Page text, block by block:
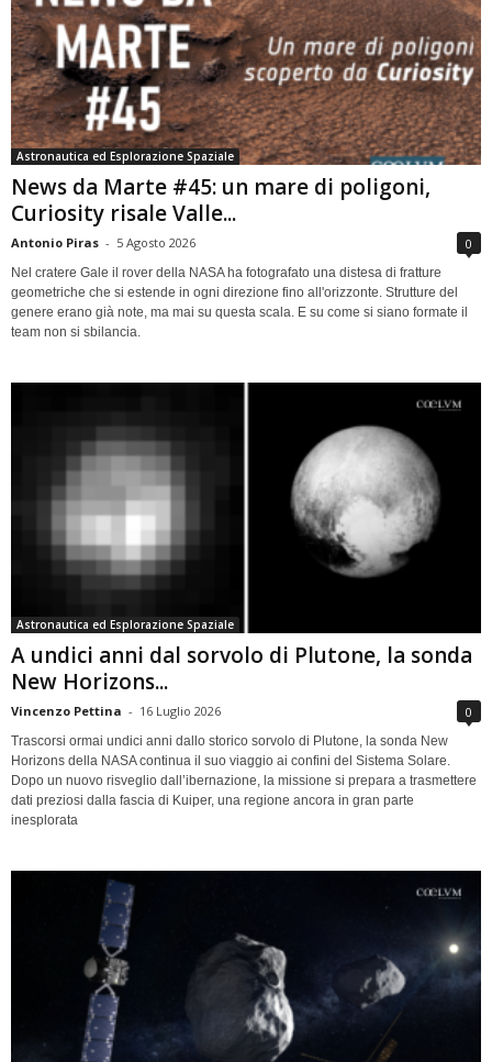
Astronautica ed Esplorazione Spaziale
News da Marte #45: un mare di poligoni,
Curiosity risale Valle...
Antonio Piras - 5 Agosto 2026 0
Nel cratere Gale il rover della NASA ha fotografato una distesa di fratture
geometriche che si estende in ogni direzione fino all'orizzonte. Strutture del
genere erano già note, ma mai su questa scala. E su come si siano formate il
team non si sbilancia.
Astronautica ed Esplorazione Spaziale
A undici anni dal sorvolo di Plutone, la sonda
New Horizons...
Vincenzo Pettina - 16 Luglio 2026 0
Trascorsi ormai undici anni dallo storico sorvolo di Plutone, la sonda New
Horizons della NASA continua il suo viaggio ai confini del Sistema Solare.
Dopo un nuovo risveglio dall’ibernazione, la missione si prepara a trasmettere
dati preziosi dalla fascia di Kuiper, una regione ancora in gran parte
inesplorata